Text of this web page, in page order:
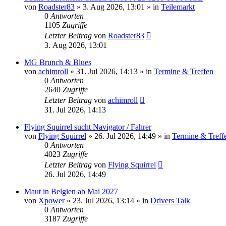
von Roadster83 » 3. Aug 2026, 13:01 » in Teilemarkt
0 Antworten
1105 Zugriffe
Letzter Beitrag von Roadster83
3. Aug 2026, 13:01
MG Brunch & Blues
von achimroll » 31. Jul 2026, 14:13 » in Termine & Treffen
0 Antworten
2640 Zugriffe
Letzter Beitrag von achimroll
31. Jul 2026, 14:13
Flying Squirrel sucht Navigator / Fahrer
von Flying Squirrel » 26. Jul 2026, 14:49 » in Termine &
0 Antworten
4023 Zugriffe
Letzter Beitrag von Flying Squirrel
26. Jul 2026, 14:49
Maut in Belgien ab Mai 2027
von Xpower» 23. Jul 2026, 13:14 » in Drivers Talk
0 Antworten
3187 Zugriffe